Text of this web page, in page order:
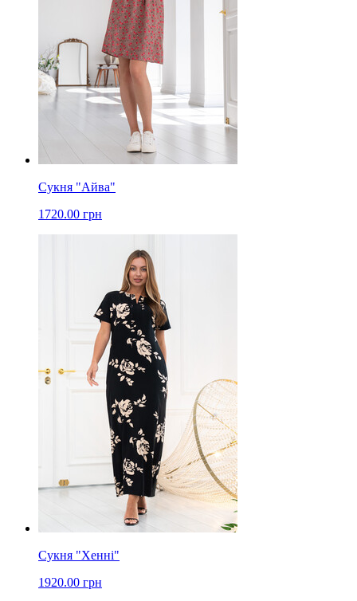
Сукня "Айва"
1720.00 грн
Сукня "Хенні"
1920.00 грн